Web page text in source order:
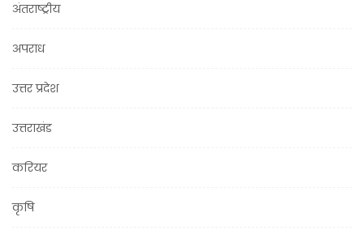
अंतराष्ट्रीय
अपराध
उत्तर प्रदेश
उत्तराखंड
करियर
कृषि